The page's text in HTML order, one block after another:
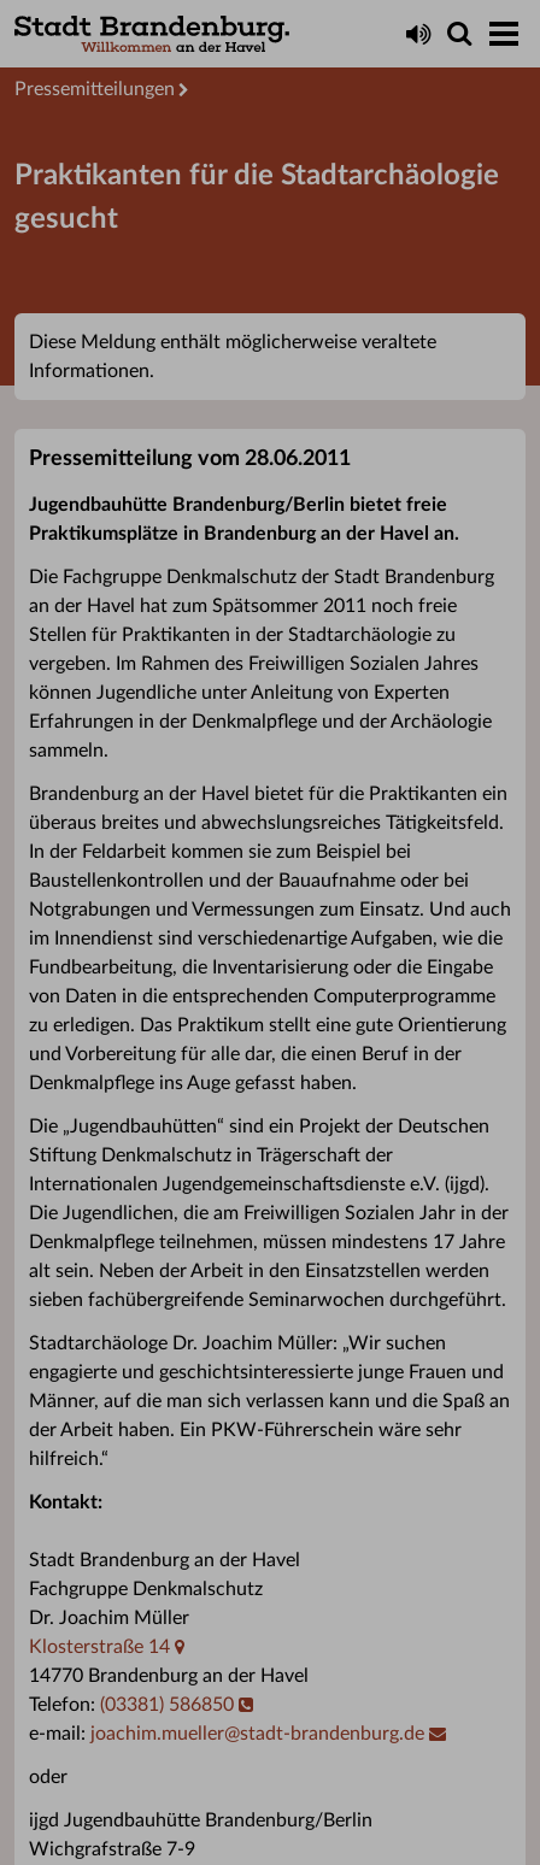
Presseservice
Pressemitteilungen
Praktikanten für die Stadtarchäologie
gesucht
Diese Meldung enthält möglicherweise veraltete
Informationen.
Pressemitteilung vom 28.06.2011
Jugendbauhütte Brandenburg/Berlin bietet freie
Praktikumsplätze in Brandenburg an der Havel an.
Die Fachgruppe Denkmalschutz der Stadt Brandenburg
an der Havel hat zum Spätsommer 2011 noch freie
Stellen für Praktikanten in der Stadtarchäologie zu
vergeben. Im Rahmen des Freiwilligen Sozialen Jahres
können Jugendliche unter Anleitung von Experten
Erfahrungen in der Denkmalpflege und der Archäologie
sammeln.
Brandenburg an der Havel bietet für die Praktikanten ein
überaus breites und abwechslungsreiches Tätigkeitsfeld.
In der Feldarbeit kommen sie zum Beispiel bei
Baustellenkontrollen und der Bauaufnahme oder bei
Notgrabungen und Vermessungen zum Einsatz. Und auch
im Innendienst sind verschiedenartige Aufgaben, wie die
Fundbearbeitung, die Inventarisierung oder die Eingabe
von Daten in die entsprechenden Computerprogramme
zu erledigen. Das Praktikum stellt eine gute Orientierung
und Vorbereitung für alle dar, die einen Beruf in der
Denkmalpflege ins Auge gefasst haben.
Die „Jugendbauhütten“ sind ein Projekt der Deutschen
Stiftung Denkmalschutz in Trägerschaft der
Internationalen Jugendgemeinschaftsdienste e.V. (ijgd).
Die Jugendlichen, die am Freiwilligen Sozialen Jahr in der
Denkmalpflege teilnehmen, müssen mindestens 17 Jahre
alt sein. Neben der Arbeit in den Einsatzstellen werden
sieben fachübergreifende Seminarwochen durchgeführt.
Stadtarchäologe Dr. Joachim Müller: „Wir suchen
engagierte und geschichtsinteressierte junge Frauen und
Männer, auf die man sich verlassen kann und die Spaß an
der Arbeit haben. Ein PKW-Führerschein wäre sehr
hilfreich.“
Kontakt:
Stadt Brandenburg an der Havel
Fachgruppe Denkmalschutz
Dr. Joachim Müller
Klosterstraße 14
14770 Brandenburg an der Havel
Telefon: (03381) 586850
e-mail: joachim.mueller@stadt-brandenburg.de
oder
ijgd Jugendbauhütte Brandenburg/Berlin
Wichgrafstraße 7-9